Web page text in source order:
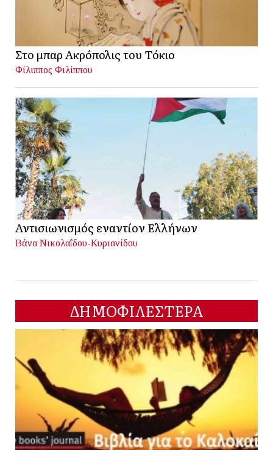
Στο μπαρ Ακρόπολις του Τόκιο
Φίλιππος Φιλίππου
Αντισιωνισμός εναντίον Ελλήνων
Βάνα Νικολαΐδου-Κυριανίδου
ΔΗΜΟΦΙΛΕΣΤΕΡΑ